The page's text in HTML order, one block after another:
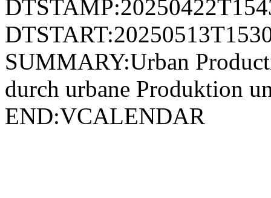
SUMMARY:Urban
durch urbane Produktion
END:VCALENDAR